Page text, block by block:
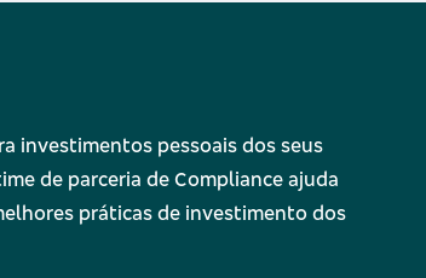
investimentos pessoais dos seus
de parceria de Compliance ajuda
práticas de investimento dos